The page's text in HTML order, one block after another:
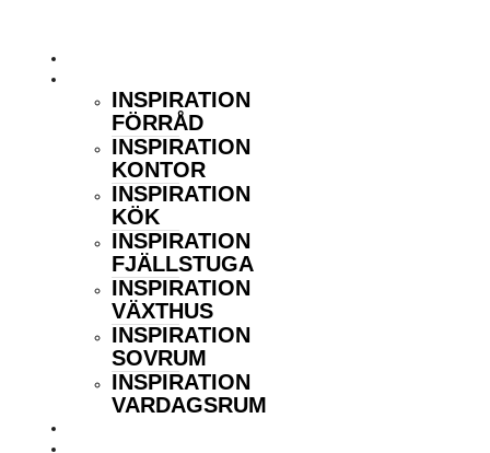
INSPIRATION
FÖRRÅD
INSPIRATION
KONTOR
INSPIRATION
KÖK
INSPIRATION
FJÄLLSTUGA
INSPIRATION
VÄXTHUS
INSPIRATION
SOVRUM
INSPIRATION
VARDAGSRUM